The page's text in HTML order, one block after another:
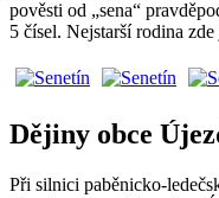
pověsti od „sena“
5 čísel. Nejstarší rodina
Dějiny obce
Při silnici paběnicko-